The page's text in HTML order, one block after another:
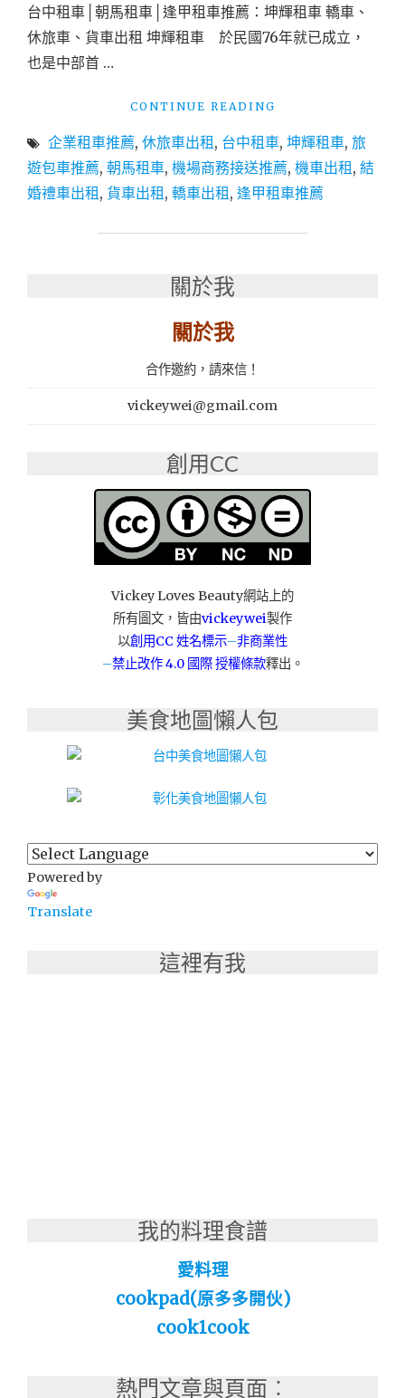
台中租車│朝馬租車│逢甲租車推薦：坤輝租車 轎車、
休旅車、貨車出租 坤輝租車 於民國76年就已成立，
也是中部首 …
CONTINUE READING
租
車
朝
坤
轎
車、
休
旅
車、
車
出
租"
企業租車推薦, 休旅車出租, 台中租車, 坤輝租車, 旅
遊包車推薦, 朝馬租車, 機場商務接送推薦, 機車出租, 結
婚禮車出租, 貨車出租, 轎車出租, 逢甲租車推薦
關於我
關於我
合作邀約，請來信！
vickeywei@gmail.com
創用CC
Vickey Loves Beauty網站上的
所有圖文，皆由vickeywei製作
以創用CC 姓名標示–非商業性
–禁止改作4.0 國際 授權條款釋出。
美食地圖懶人包
Powered by
Translate
這裡有我
我的料理食譜
愛料理
cookpad(原多多開伙)
cook1cook
熱門文章與頁面︰